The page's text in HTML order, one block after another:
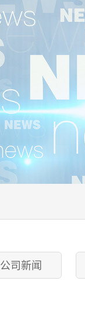
公司新闻